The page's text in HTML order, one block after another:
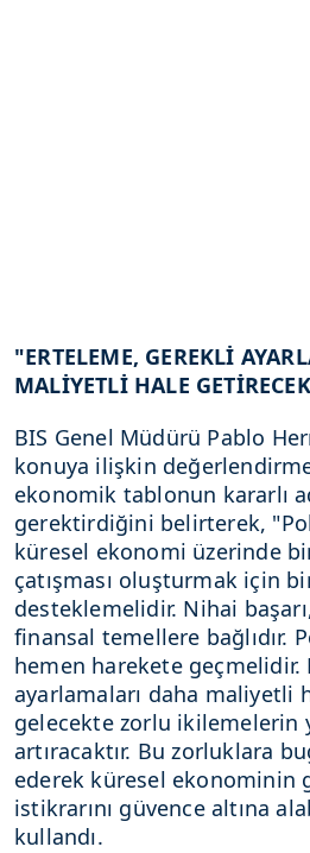
"ERTELEME, GEREKLİ
MALİYETLİ HALE
BIS Genel Müdürü Pablo
konuya ilişkin
ekonomik tablonun kararlı
gerektirdiğini belirterek,
küresel ekonomi üzerinde
çatışması oluşturmak için
desteklemelidir. Nihai
finansal temellere bağlıdır.
hemen harekete geçmelidir.
ayarlamaları daha maliyetli
gelecekte zorlu ikilemelerin
artıracaktır. Bu zorluklara
ederek küresel ekonominin
istikrarını güvence altına
kullandı.